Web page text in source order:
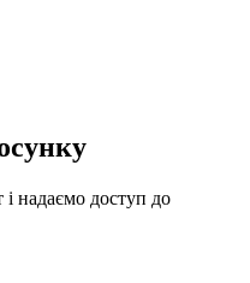
надаємо доступ до